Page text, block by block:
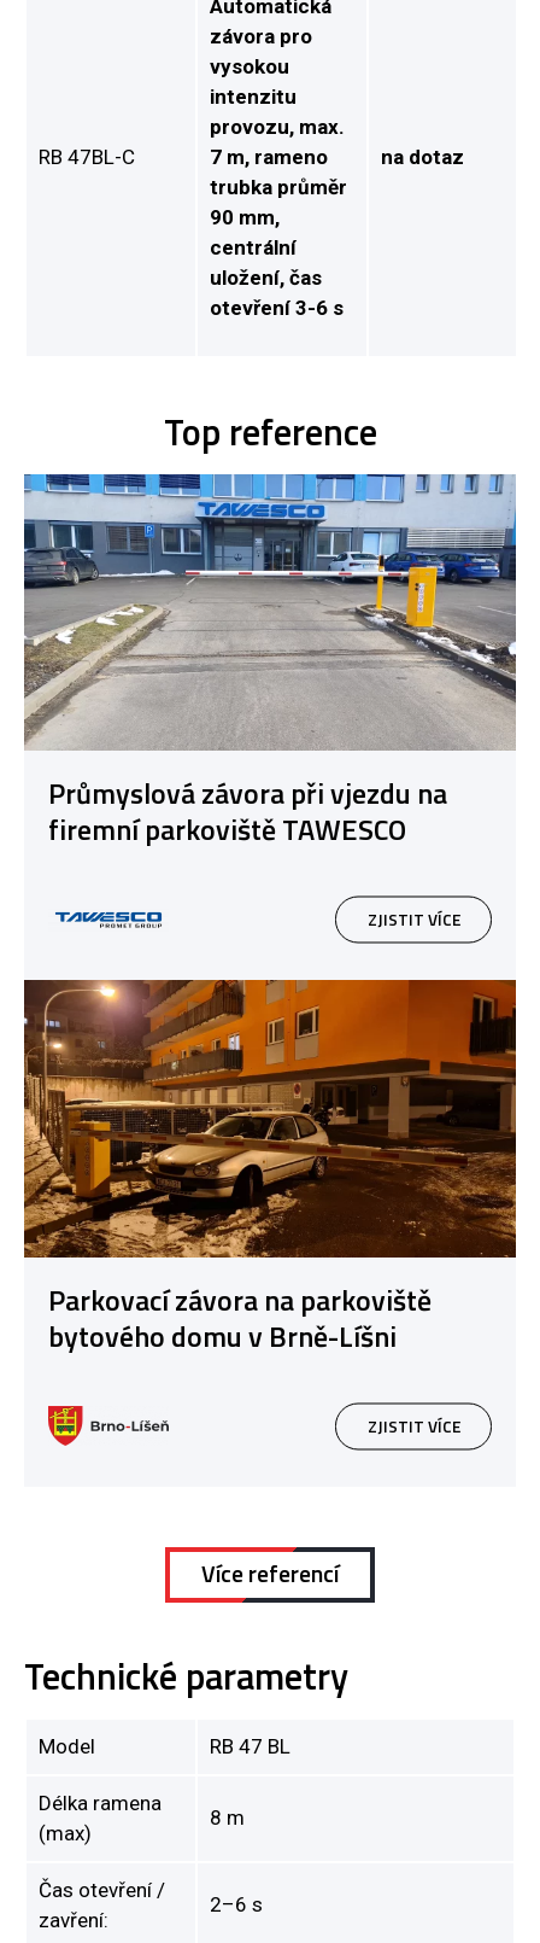
RB 47BL-C
Automatická
závora pro
vysokou
intenzitu
provozu, max.
7 m, rameno
trubka průměr
90 mm,
centrální
uložení, čas
otevření 3-6 s
na dotaz
Top reference
Průmyslová závora při vjezdu na
firemní parkoviště TAWESCO
ZJISTIT VÍCE
Parkovací závora na parkoviště
bytového domu v Brně-Líšni
ZJISTIT VÍCE
Více referencí
Technické parametry
Model RB 47 BL
Délka ramena
(max)
8 m
Čas otevření /
zavření:
2–6 s